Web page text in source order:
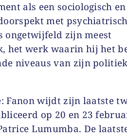
als een sociologisch en
met
ongetwijfeld zijn meest
het werk waarin hij het
niveaus van zijn
Fanon wijdt zijn laatste
op 20 en 23
Lumumba. De